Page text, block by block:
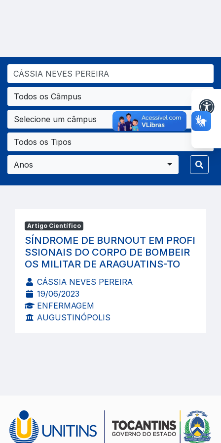
Todos os Câmpus
Selecione um câmpus
Todos os Tipos
Anos
Artigo Científico
SÍNDROME DE BURNOUT EM PROFI
SSIONAIS DO CORPO DE BOMBEIR
OS MILITAR DE ARAGUATINS-TO
CÁSSIA NEVES PEREIRA
19/06/2023
ENFERMAGEM
AUGUSTINÓPOLIS